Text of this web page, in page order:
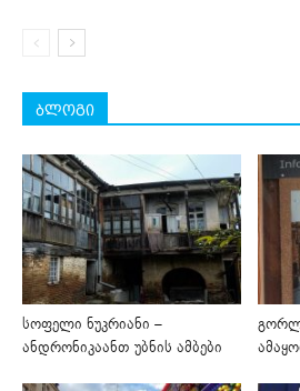
ბლოგი
სოფელი ნუკრიანი –
ანდრონიკაანთ უბნის ამბები